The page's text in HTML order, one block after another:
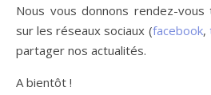
Nous vous donnons rendez-vous
sur les réseaux sociaux (facebook,
partager nos actualités.
A bientôt !